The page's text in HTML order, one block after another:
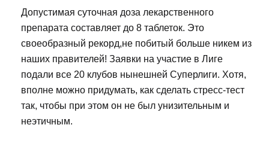
Допустимая суточная доза лекарственного
препарата составляет до 8 таблеток. Это
своеобразный рекорд,не побитый больше никем из
наших правителей! Заявки на участие в Лиге
подали все 20 клубов нынешней Суперлиги. Хотя,
вполне можно придумать, как сделать стресс-тест
так, чтобы при этом он не был унизительным и
неэтичным.